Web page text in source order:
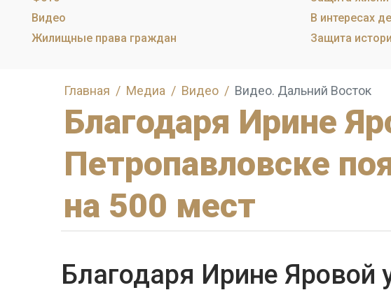
Видео
Жилищные права граждан
В интересах
Защита
Главная Медиа Видео Видео. Дальний Восток
Благодаря Ирине
Петропавловске
на 500 мест
Благодаря Ирине